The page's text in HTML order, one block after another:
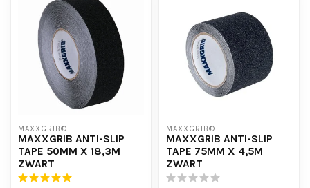
MAXXGRIB®
MAXXGRIB ANTI-SLIP
TAPE 50MM X 18,3M
ZWART
MAXXGRIB®
MAXXGRIB ANTI-SLIP
TAPE 75MM X 4,5M
ZWART